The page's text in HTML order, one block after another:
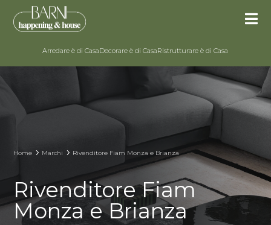

Arredare è di CasaDecorare è di CasaRistrutturare è di Casa
Home 5 Marchi 5 Rivenditore Fiam Monza e Brianza
Rivenditore Fiam
Monza e Brianza